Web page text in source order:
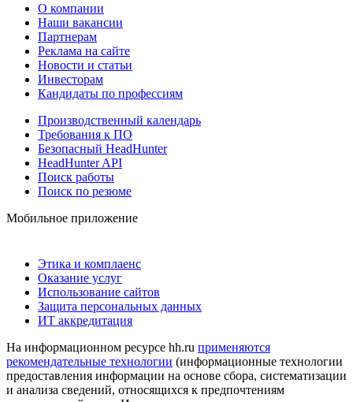
О компании
Наши вакансии
Партнерам
Реклама на сайте
Новости и статьи
Инвесторам
Кандидаты по профессиям
Производственный календарь
Требования к ПО
Безопасный HeadHunter
HeadHunter API
Поиск работы
Поиск по резюме
Мобильное приложение
Этика и комплаенс
Оказание услуг
Использование сайтов
Защита персональных данных
ИТ аккредитация
На информационном ресурсе hh.ru применяются
рекомендательные технологии (информационные технологии
предоставления информации на основе сбора, систематизации
и анализа сведений, относящихся к предпочтениям